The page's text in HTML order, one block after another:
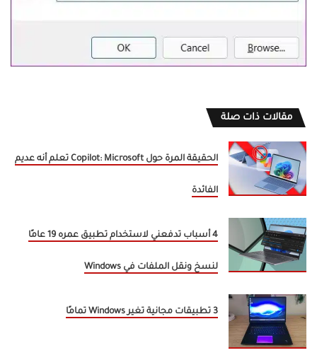
مقالات ذات صلة
الحقيقة المرة حول Copilot: Microsoft تعلم أنه عديم
الفائدة
4 أسباب تدفعني لاستخدام تطبيق عمره 19 عامًا
لنسخ ونقل الملفات في Windows
3 تطبيقات مجانية تغير Windows تمامًا